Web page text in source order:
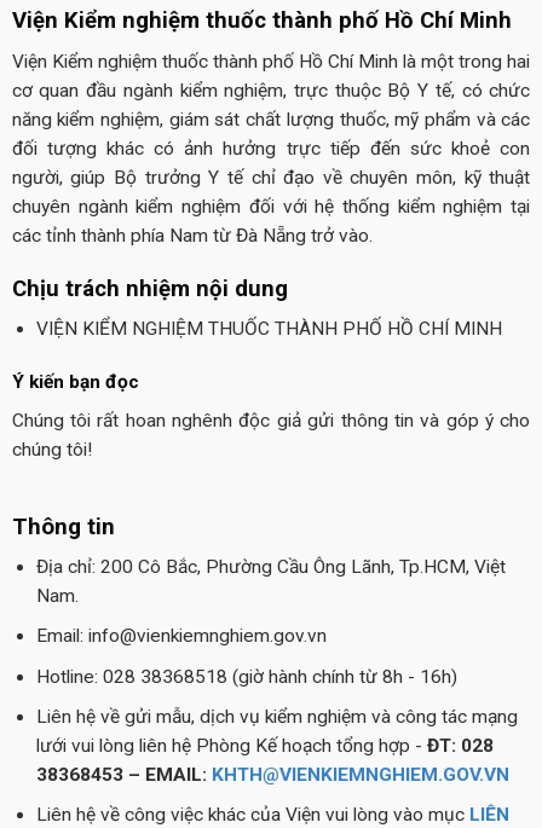
Viện Kiểm nghiệm thuốc thành phố Hồ Chí Minh
Viện Kiểm nghiệm thuốc thành phố Hồ Chí Minh là một trong hai
cơ quan đầu ngành kiểm nghiệm, trực thuộc Bộ Y tế, có chức
năng kiểm nghiệm, giám sát chất lượng thuốc, mỹ phẩm và các
đối tượng khác có ảnh hưởng trực tiếp đến sức khoẻ con
người, giúp Bộ trưởng Y tế chỉ đạo về chuyên môn, kỹ thuật
chuyên ngành kiểm nghiệm đối với hệ thống kiểm nghiệm tại
các tỉnh thành phía Nam từ Đà Nẵng trở vào.
Chịu trách nhiệm nội dung
VIỆN KIỂM NGHIỆM THUỐC THÀNH PHỐ HỒ CHÍ MINH
Ý kiến bạn đọc
Chúng tôi rất hoan nghênh độc giả gửi thông tin và góp ý cho
chúng tôi!
Thông tin
Địa chỉ: 200 Cô Bắc, Phường Cầu Ông Lãnh, Tp.HCM, Việt
Nam.
Email: info@vienkiemnghiem.gov.vn
Hotline: 028 38368518 (giờ hành chính từ 8h - 16h)
Liên hệ về gửi mẫu, dịch vụ kiểm nghiệm và công tác mạng
lưới vui lòng liên hệ Phòng Kế hoạch tổng hợp - ĐT: 028
38368453 – EMAIL: KHTH@VIENKIEMNGHIEM.GOV.VN
Liên hệ về công việc khác của Viện vui lòng vào mục LIÊN